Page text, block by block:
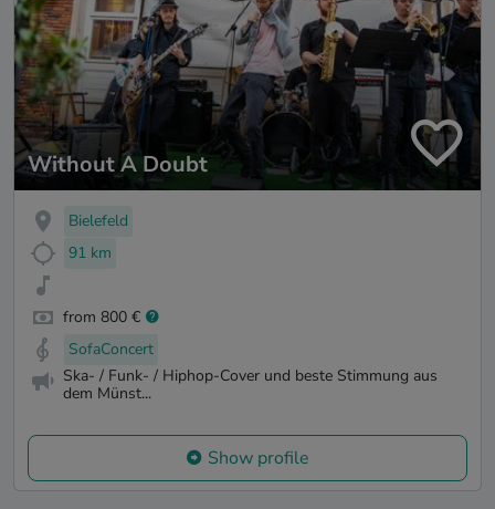
Without A Doubt
Bielefeld
91 km
from 800 €
SofaConcert
Ska- / Funk- / Hiphop-Cover und beste Stimmung aus
dem Münst...
Show profile